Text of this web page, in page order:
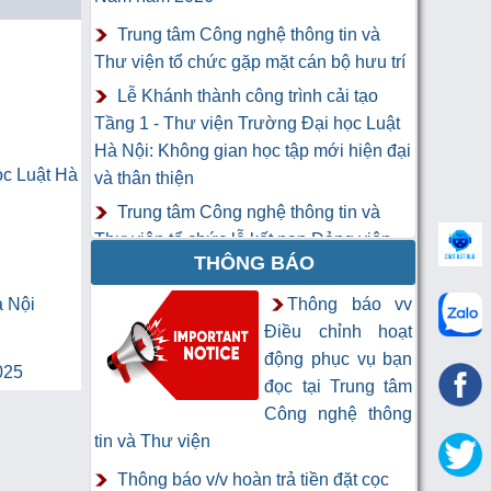
Luật Hà
Nội
Trung tâm Công nghệ thông tin và
Thư viện tổ chức gặp mặt cán bộ hưu trí
Lễ Khánh thành công trình cải tạo
Tầng 1 - Thư viện Trường Đại học Luật
Hà Nội: Không gian học tập mới hiện đại
và thân thiện
Trung tâm Công nghệ thông tin và
Thư viện tổ chức lễ kết nạp Đảng viên
Khai mạc Khóa học “Trí tuệ nhân tạo
cho chuyên gia thông tin và thư viện”
THÔNG BÁO
Thông báo vv
Điều chỉnh hoạt
động phục vụ bạn
đọc tại Trung tâm
Công nghệ thông
tin và Thư viện
Thông báo v/v hoàn trả tiền đặt cọc